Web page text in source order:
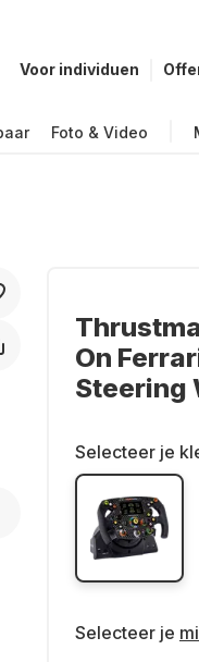
Voor individuen
Foto & Video
On
Steering
Selecteer je
Selecteer je